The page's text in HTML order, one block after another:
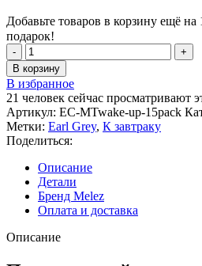
Добавьте товаров в корзину ещё на
подарок!
Количество
товара
Премиальный
черный
чай
Эрл
Грей
Wake
Up
(15
пакетиков)
В корзину
В избранное
21 человек сейчас просматривают
Артикул: EC-MTwake-up-15pack
Метки: Earl Grey, К завтраку
Поделиться:
Описание
Детали
Бренд Melez
Оплата и доставка
Описание